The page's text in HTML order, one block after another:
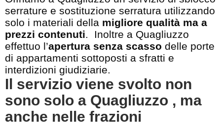
serrature e sostituzione serratura utilizzando
solo i materiali della migliore qualità ma a
prezzi contenuti. Inoltre a Quagliuzzo
effettuo l’apertura senza scasso delle porte
di appartamenti sottoposti a sfratti e
interdizioni giudiziarie.
Il servizio viene svolto non
sono solo a Quagliuzzo , ma
anche nelle frazioni